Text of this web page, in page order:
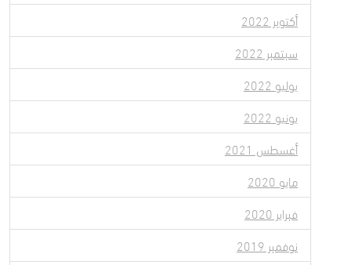
أكتوبر 2022
سبتمبر 2022
يوليو 2022
يونيو 2022
أغسطس 2021
مايو 2020
فبراير 2020
نوفمبر 2019